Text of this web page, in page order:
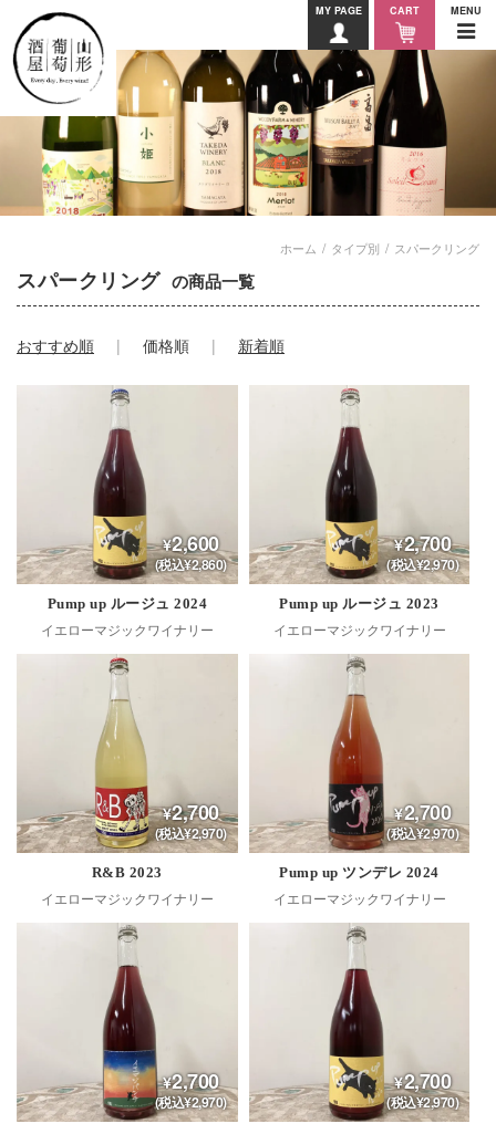
MY PAGE CART MENU
ホーム タイプ別 スパークリング
スパークリング の商品一覧
おすすめ順 価格順 新着順
2,600
(税込¥2,860)
Pump up ルージュ 2024
イエローマジックワイナリー
2,700
(税込¥2,970)
Pump up ルージュ 2023
イエローマジックワイナリー
2,700
(税込¥2,970)
R&B 2023
イエローマジックワイナリー
2,700
(税込¥2,970)
Pump up ツンデレ 2024
イエローマジックワイナリー
2,700
(税込¥2,970)
2,700
(税込¥2,970)